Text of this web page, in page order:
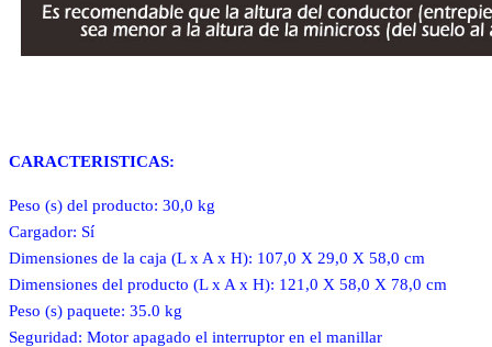
CARACTERISTICAS:
Peso (s) del producto: 30,0 kg
Cargador: Sí
Dimensiones de la caja (L x A x H): 107,0 X 29,0 X 58,0 cm
Dimensiones del producto (L x A x H): 121,0 X 58,0 X 78,0 cm
Peso (s) paquete: 35.0 kg
Seguridad: Motor apagado el interruptor en el manillar